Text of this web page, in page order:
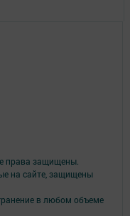
права защищены.
на сайте, защищены
в любом объеме